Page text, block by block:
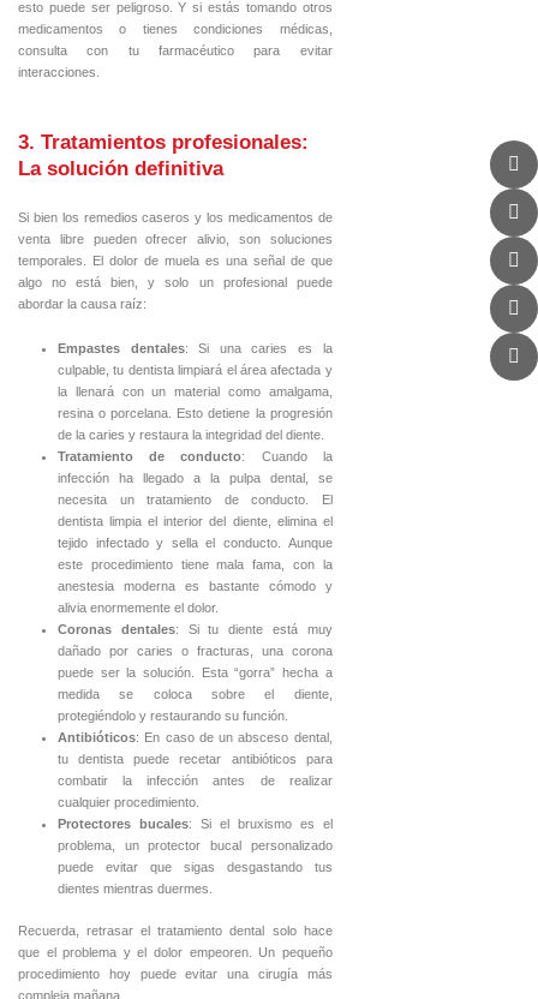
esto puede ser peligroso. Y si estás tomando otros
medicamentos o tienes condiciones médicas,
consulta con tu farmacéutico para evitar
interacciones.
3. Tratamientos profesionales:
La solución definitiva
Si bien los remedios caseros y los medicamentos de
venta libre pueden ofrecer alivio, son soluciones
temporales. El dolor de muela es una señal de que
algo no está bien, y solo un profesional puede
abordar la causa raíz:
Empastes dentales: Si una caries es la
culpable, tu dentista limpiará el área afectada y
la llenará con un material como amalgama,
resina o porcelana. Esto detiene la progresión
de la caries y restaura la integridad del diente.
Tratamiento de conducto: Cuando la
infección ha llegado a la pulpa dental, se
necesita un tratamiento de conducto. El
dentista limpia el interior del diente, elimina el
tejido infectado y sella el conducto. Aunque
este procedimiento tiene mala fama, con la
anestesia moderna es bastante cómodo y
alivia enormemente el dolor.
Coronas dentales: Si tu diente está muy
dañado por caries o fracturas, una corona
puede ser la solución. Esta “gorra” hecha a
medida se coloca sobre el diente,
protegiéndolo y restaurando su función.
Antibióticos: En caso de un absceso dental,
tu dentista puede recetar antibióticos para
combatir la infección antes de realizar
cualquier procedimiento.
Protectores bucales: Si el bruxismo es el
problema, un protector bucal personalizado
puede evitar que sigas desgastando tus
dientes mientras duermes.
Recuerda, retrasar el tratamiento dental solo hace
que el problema y el dolor empeoren. Un pequeño
procedimiento hoy puede evitar una cirugía más
compleja mañana.